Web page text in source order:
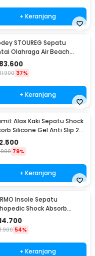
+ Keranjang
STOUREG Sepatu
Olahraga Air Beach
43 - 6688
83.600
37%
+ Keranjang
Alas Kaki Sepatu Shock
Silicone Gel Anti Slip 2
- MJ003
2.500
79%
+ Keranjang
Insole Sepatu
Shock Absorb
EVA Foam L - L3
54%
+ Keranjang